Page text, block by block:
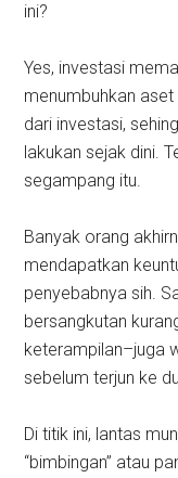
ini?
Yes, investasi
menumbuhkan
dari investasi,
lakukan sejak dini.
segampang itu.
Banyak orang
mendapatkan
penyebabnya sih.
bersangkutan
keterampilan–juga
sebelum terjun ke
Di titik ini, lantas
“bimbingan” atau